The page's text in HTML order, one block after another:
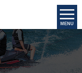
MENU